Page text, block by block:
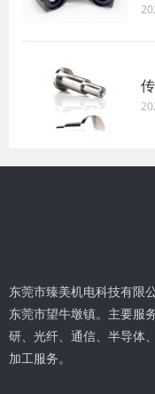
东莞市臻美机电科技有限
东莞市望牛墩镇。主要服
研、光纤、通信、半导体
加工服务。